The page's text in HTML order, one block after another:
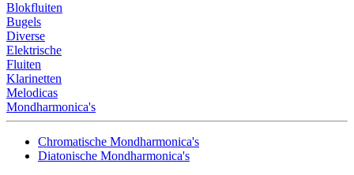
Blokfluiten
Bugels
Diverse
Elektrische
Fluiten
Klarinetten
Melodicas
Mondharmonica's
Chromatische Mondharmonica's
Diatonische Mondharmonica's